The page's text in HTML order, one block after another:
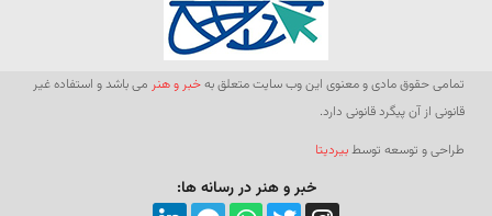
تمامی حقوق مادی و معنوی این وب سایت متعلق بهخبر و هنر می باشد و استفاده غیر
قانونی از آن پیگرد قانونی دارد.
طراحی و توسعه توسطبیردیتا
خبر و هنر در رسانه ها: